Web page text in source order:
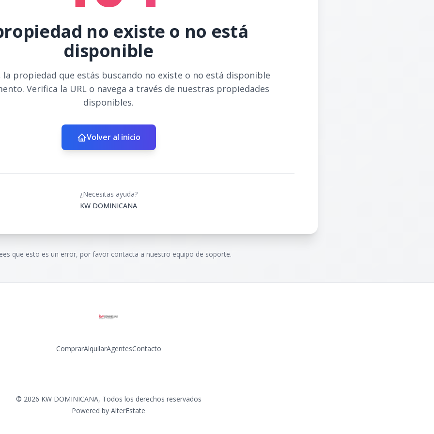
no existe o no está
disponible
propiedad que estás buscando no existe o no está disponible
Verifica la URL o navega a través de nuestras propiedades
disponibles.
Volver al inicio
¿Necesitas ayuda?
KW DOMINICANA
que esto es un error, por favor contacta a nuestro equipo de soporte.
ComprarAlquilarAgentesContacto
© 2026 KW DOMINICANA, Todos los derechos reservados
Powered by AlterEstate